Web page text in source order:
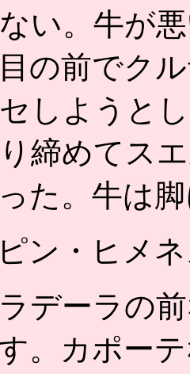
い。牛が
の前でク
しようと
締めてス
た。牛は
ン・ヒメ
デーラの
。カポー